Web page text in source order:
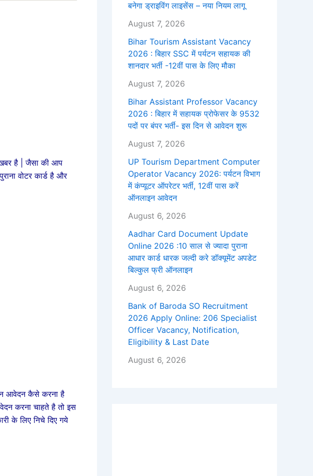
खबर है | जैसा की आप
वोटर कार्ड है और
आवेदन कैसे करना है
करना चाहते है तो इस
के लिए निचे दिए गये
बनेगा ड्राइविंग लाइसेंस – नया नियम लागू
August 7, 2026
Bihar Tourism Assistant Vacancy
2026 : बिहार SSC में पर्यटन सहायक की
शानदार भर्ती -12वीं पास के लिए मौका
August 7, 2026
Bihar Assistant Professor Vacancy
2026 : बिहार में सहायक प्रोफेसर के 9532
पदों पर बंपर भर्ती- इस दिन से आवेदन शुरू
August 7, 2026
UP Tourism Department Computer
Operator Vacancy 2026: पर्यटन विभाग
में कंप्यूटर ऑपरेटर भर्ती, 12वीं पास करें
ऑनलाइन आवेदन
August 6, 2026
Aadhar Card Document Update
Online 2026 :10 साल से ज्यादा पुराना
आधार कार्ड धारक जल्दी करे डॉक्यूमेंट अपडेट
बिल्कुल फ्री ऑनलाइन
August 6, 2026
Bank of Baroda SO Recruitment
2026 Apply Online: 206 Specialist
Officer Vacancy, Notification,
Eligibility & Last Date
August 6, 2026